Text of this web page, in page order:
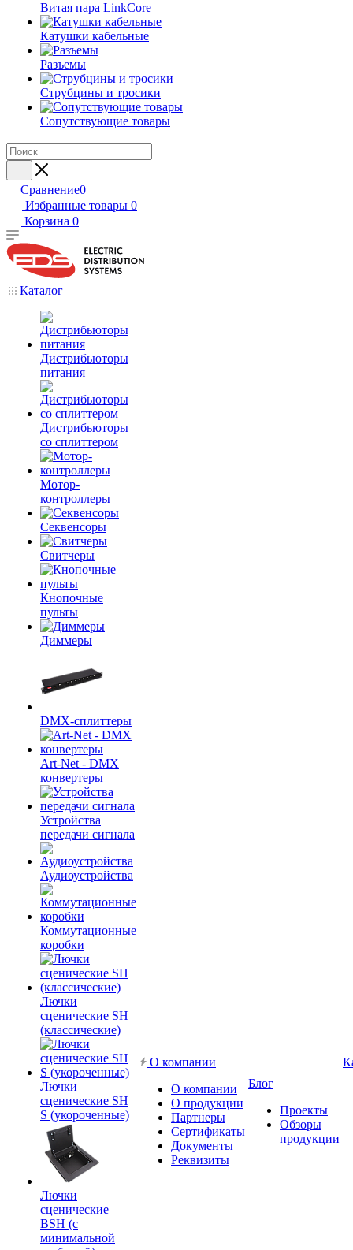
Витая пара LinkCore
Катушки кабельные
Разъемы
Струбцины и тросики
Сопутствующие товары
Сравнение0
Избранные товары 0
Корзина 0
Каталог
Дистрибьюторы
питания
Дистрибьюторы
со сплиттером
Мотор-
контроллеры
Секвенсоры
Свитчеры
Кнопочные
пульты
Диммеры
DMX-сплиттеры
Art-Net - DMX
конвертеры
Устройства
передачи сигнала
Аудиоустройства
Коммутационные
коробки
Лючки
сценические SH
(классические)
Лючки
сценические SH
S (укороченные)
Лючки
сценические
BSH (с
минимальной
О компании
О компании
О продукции
Партнеры
Сертификаты
Документы
Реквизиты
Блог
Проекты
Обзоры
продукции